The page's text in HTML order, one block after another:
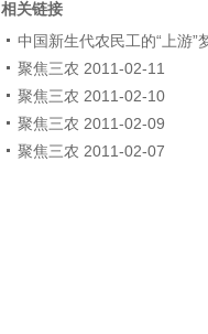
相关链接
中国新生代农民工的“上游”
聚焦三农 2011-02-11
聚焦三农 2011-02-10
聚焦三农 2011-02-09
聚焦三农 2011-02-07